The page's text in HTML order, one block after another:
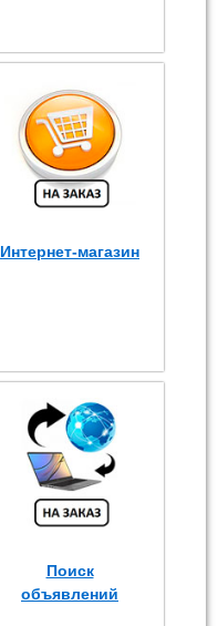
Интернет-магазин
Поиск
объявлений